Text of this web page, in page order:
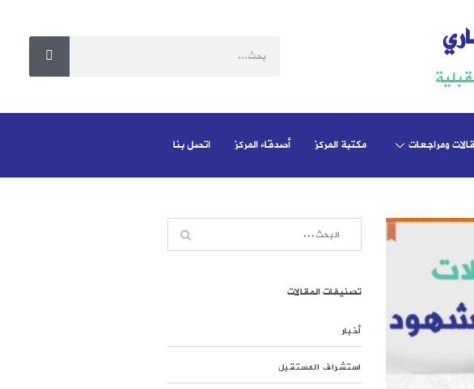
ومراجعات مكتبة المركز أصدقاء المركز اتصل بنا
تصنيفات المقالات
أخبار
استشراف المستقبل